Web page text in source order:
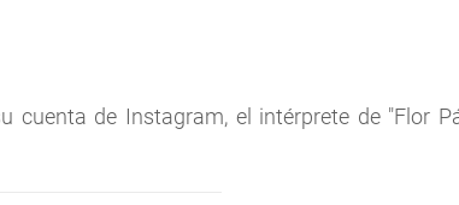
cuenta de Instagram, el intérprete de "Flor